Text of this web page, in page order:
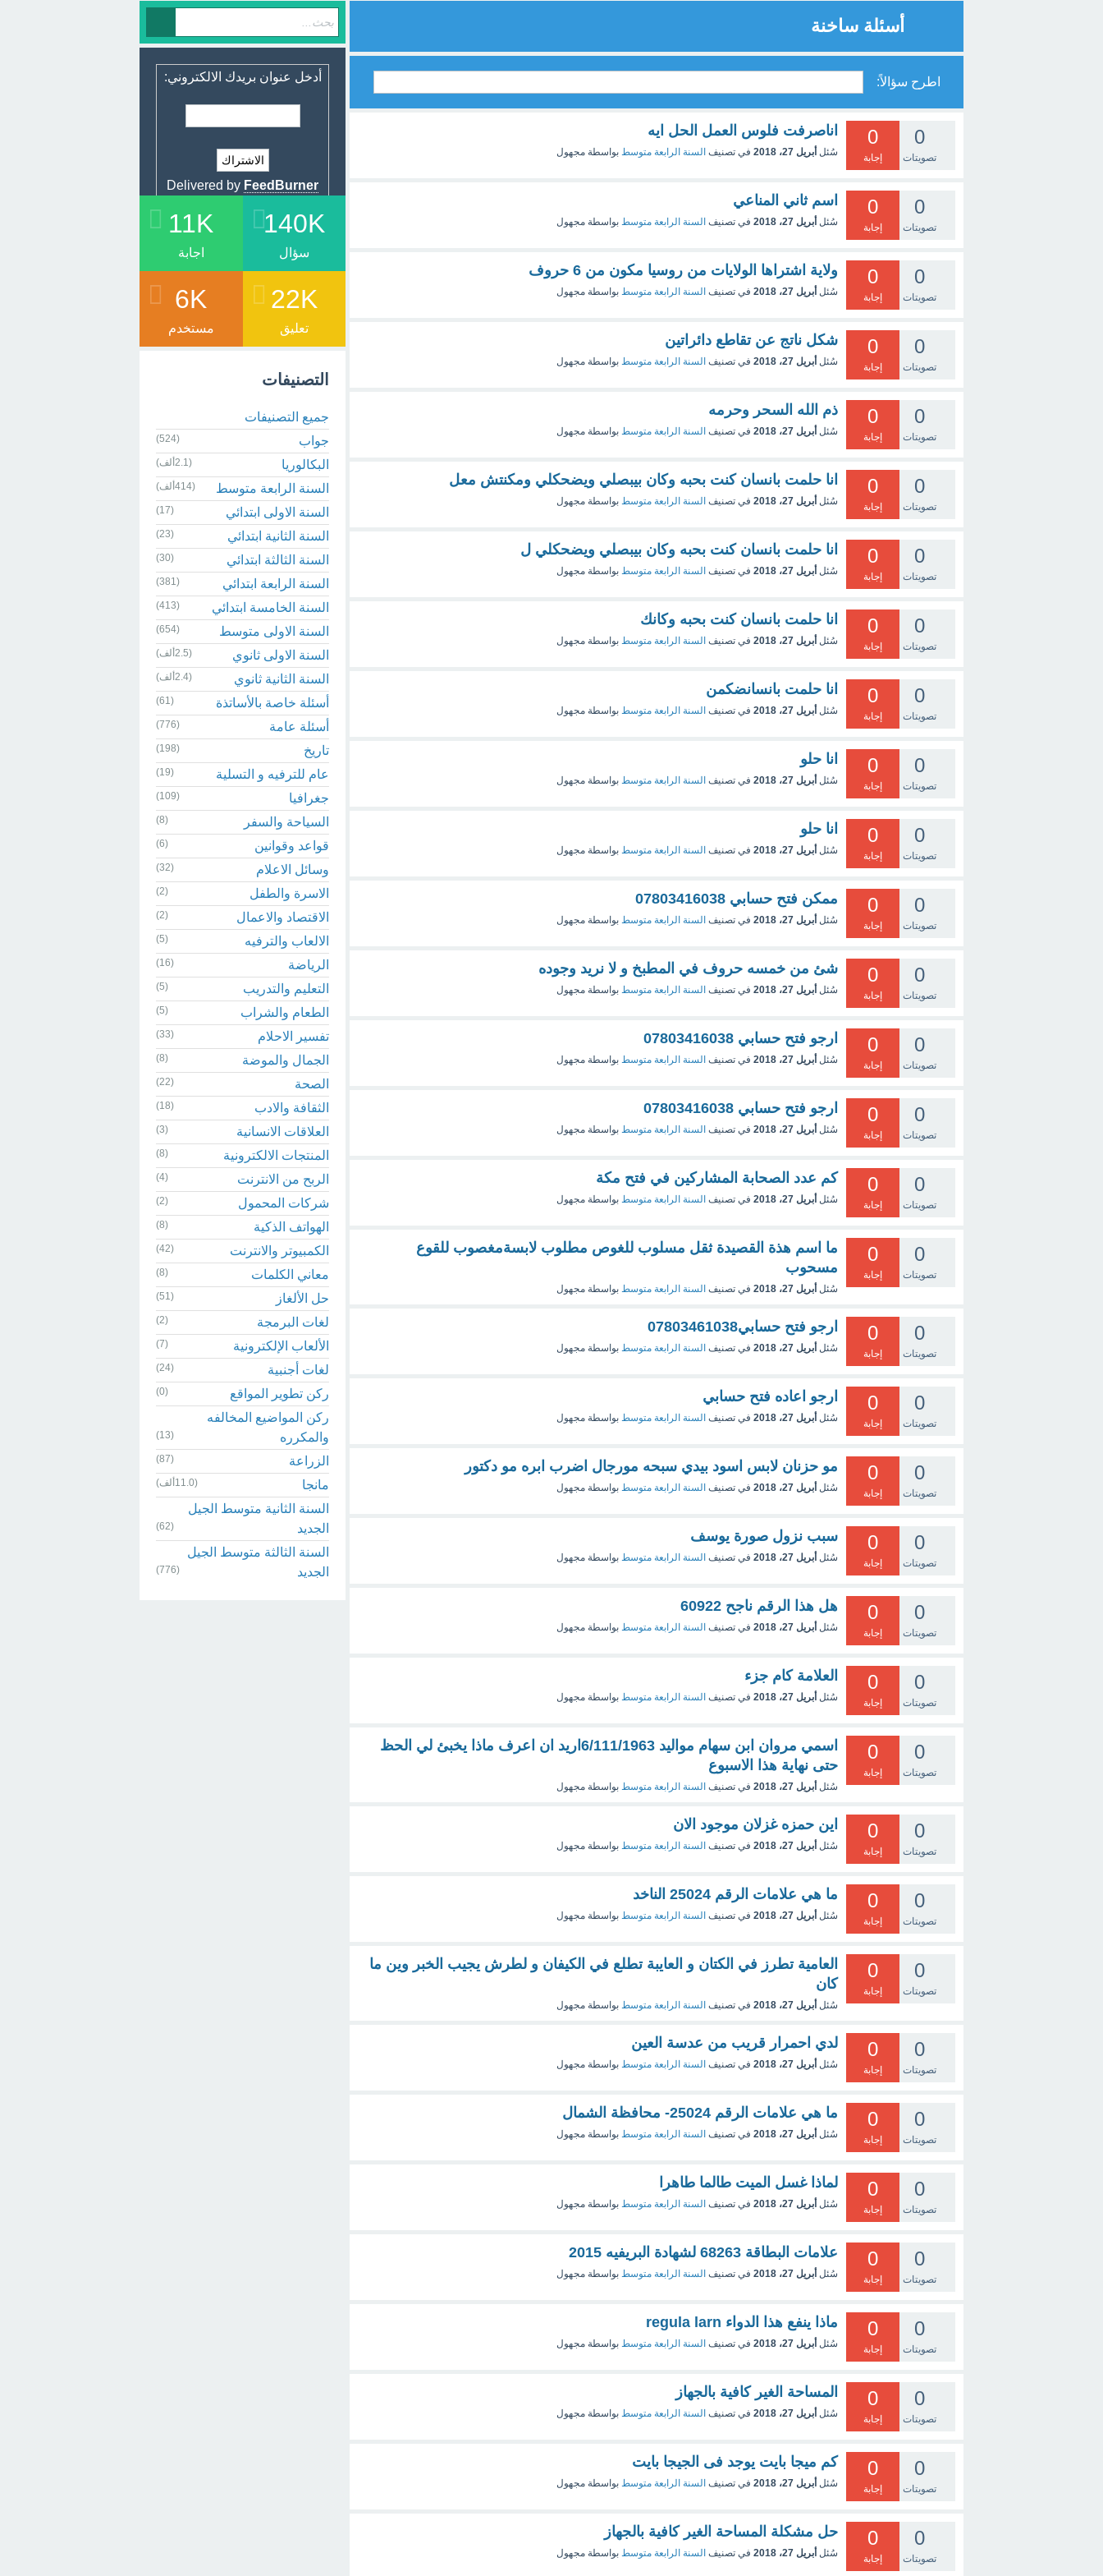
أسئلة ساخنة
اطرح سؤالاً:
0
تصويتات
0
إجابة
اناصرفت فلوس العمل الحل ايه
سُئل أبريل 27، 2018 في تصنيف السنة الرابعة متوسط بواسطة مجهول
0
تصويتات
0
إجابة
اسم ثاني المناعي
سُئل أبريل 27، 2018 في تصنيف السنة الرابعة متوسط بواسطة مجهول
0
تصويتات
0
إجابة
ولاية اشتراها الولايات من روسيا مكون من 6 حروف
سُئل أبريل 27، 2018 في تصنيف السنة الرابعة متوسط بواسطة مجهول
0
تصويتات
0
إجابة
شكل ناتج عن تقاطع دائراتين
سُئل أبريل 27، 2018 في تصنيف السنة الرابعة متوسط بواسطة مجهول
0
تصويتات
0
إجابة
ذم الله السحر وحرمه
سُئل أبريل 27، 2018 في تصنيف السنة الرابعة متوسط بواسطة مجهول
0
تصويتات
0
إجابة
انا حلمت بانسان كنت بحبه وكان بيبصلي ويضحكلي ومكنتش معل
سُئل أبريل 27، 2018 في تصنيف السنة الرابعة متوسط بواسطة مجهول
0
تصويتات
0
إجابة
انا حلمت بانسان كنت بحبه وكان بيبصلي ويضحكلي ل
سُئل أبريل 27، 2018 في تصنيف السنة الرابعة متوسط بواسطة مجهول
0
تصويتات
0
إجابة
انا حلمت بانسان كنت بحبه وكانك
سُئل أبريل 27، 2018 في تصنيف السنة الرابعة متوسط بواسطة مجهول
0
تصويتات
0
إجابة
انا حلمت بانسانضكمن
سُئل أبريل 27، 2018 في تصنيف السنة الرابعة متوسط بواسطة مجهول
0
تصويتات
0
إجابة
انا حلو
سُئل أبريل 27، 2018 في تصنيف السنة الرابعة متوسط بواسطة مجهول
0
تصويتات
0
إجابة
انا حلو
سُئل أبريل 27، 2018 في تصنيف السنة الرابعة متوسط بواسطة مجهول
0
تصويتات
0
إجابة
ممكن فتح حسابي 07803416038
سُئل أبريل 27، 2018 في تصنيف السنة الرابعة متوسط بواسطة مجهول
0
تصويتات
0
إجابة
شئ من خمسه حروف في المطبخ و لا نريد وجوده
سُئل أبريل 27، 2018 في تصنيف السنة الرابعة متوسط بواسطة مجهول
0
تصويتات
0
إجابة
ارجو فتح حسابي 07803416038
سُئل أبريل 27، 2018 في تصنيف السنة الرابعة متوسط بواسطة مجهول
0
تصويتات
0
إجابة
ارجو فتح حسابي 07803416038
سُئل أبريل 27، 2018 في تصنيف السنة الرابعة متوسط بواسطة مجهول
0
تصويتات
0
إجابة
كم عدد الصحابة المشاركين في فتح مكة
سُئل أبريل 27، 2018 في تصنيف السنة الرابعة متوسط بواسطة مجهول
0
تصويتات
0
إجابة
ما اسم هذة القصيدة ثقل مسلوب للغوص مطلوب لابسةمغصوب للقوع
مسحوب
سُئل أبريل 27، 2018 في تصنيف السنة الرابعة متوسط بواسطة مجهول
0
تصويتات
0
إجابة
ارجو فتح حسابي07803461038
سُئل أبريل 27، 2018 في تصنيف السنة الرابعة متوسط بواسطة مجهول
0
تصويتات
0
إجابة
ارجو اعاده فتح حسابي
سُئل أبريل 27، 2018 في تصنيف السنة الرابعة متوسط بواسطة مجهول
0
تصويتات
0
إجابة
مو حزنان لابس اسود بيدي سبحه مورجال اضرب ابره مو دكتور
سُئل أبريل 27، 2018 في تصنيف السنة الرابعة متوسط بواسطة مجهول
0
تصويتات
0
إجابة
سبب نزول صورة يوسف
سُئل أبريل 27، 2018 في تصنيف السنة الرابعة متوسط بواسطة مجهول
0
تصويتات
0
إجابة
هل هذا الرقم ناجح 60922
سُئل أبريل 27، 2018 في تصنيف السنة الرابعة متوسط بواسطة مجهول
0
تصويتات
0
إجابة
العلامة كام جزء
سُئل أبريل 27، 2018 في تصنيف السنة الرابعة متوسط بواسطة مجهول
0
تصويتات
0
إجابة
اسمي مروان ابن سهام مواليد 6/111/1963اريد ان اعرف ماذا يخبئ لي الحظ
حتى نهاية هذا الاسبوع
سُئل أبريل 27، 2018 في تصنيف السنة الرابعة متوسط بواسطة مجهول
0
تصويتات
0
إجابة
اين حمزه غزلان موجود الان
سُئل أبريل 27، 2018 في تصنيف السنة الرابعة متوسط بواسطة مجهول
0
تصويتات
0
إجابة
ما هي علامات الرقم 25024 الناخد
سُئل أبريل 27، 2018 في تصنيف السنة الرابعة متوسط بواسطة مجهول
0
تصويتات
0
إجابة
العامية تطرز في الكتان و العايبة تطلع في الكيفان و لطرش يجيب الخبر وين ما
كان
سُئل أبريل 27، 2018 في تصنيف السنة الرابعة متوسط بواسطة مجهول
0
تصويتات
0
إجابة
لدي احمرار قريب من عدسة العين
سُئل أبريل 27، 2018 في تصنيف السنة الرابعة متوسط بواسطة مجهول
0
تصويتات
0
إجابة
ما هي علامات الرقم 25024- محافظة الشمال
سُئل أبريل 27، 2018 في تصنيف السنة الرابعة متوسط بواسطة مجهول
0
تصويتات
0
إجابة
لماذا غسل الميت طالما طاهرا
سُئل أبريل 27، 2018 في تصنيف السنة الرابعة متوسط بواسطة مجهول
0
تصويتات
0
إجابة
علامات البطاقة 68263 لشهادة البريفيه 2015
سُئل أبريل 27، 2018 في تصنيف السنة الرابعة متوسط بواسطة مجهول
0
تصويتات
0
إجابة
ماذا ينفع هذا الدواء regula larn
سُئل أبريل 27، 2018 في تصنيف السنة الرابعة متوسط بواسطة مجهول
0
تصويتات
0
إجابة
المساحة الغير كافية بالجهاز
سُئل أبريل 27، 2018 في تصنيف السنة الرابعة متوسط بواسطة مجهول
0
تصويتات
0
إجابة
كم ميجا بايت يوجد فى الجيجا بايت
سُئل أبريل 27، 2018 في تصنيف السنة الرابعة متوسط بواسطة مجهول
0
تصويتات
0
إجابة
حل مشكلة المساحة الغير كافية بالجهاز
سُئل أبريل 27، 2018 في تصنيف السنة الرابعة متوسط بواسطة مجهول
أدخل عنوان بريدك الالكتروني:
Delivered by FeedBurner
140K
سؤال
11K
اجابة
22K
تعليق
6K
مستخدم
التصنيفات
جميع التصنيفات
جواب
(524)
البكالوريا (2.1ألف)
السنة الرابعة متوسط (414ألف)
السنة الاولى ابتدائي (17)
السنة الثانية ابتدائي (23)
السنة الثالثة ابتدائي (30)
السنة الرابعة ابتدائي (381)
السنة الخامسة ابتدائي (413)
السنة الاولى متوسط (654)
السنة الاولى ثانوي (2.5ألف)
السنة الثانية ثانوي (2.4ألف)
أسئلة خاصة بالأساتذة (61)
أسئلة عامة (776)
تاريخ (198)
عام للترفيه و التسلية (19)
جغرافيا (109)
السياحة والسفر (8)
قواعد وقوانين (6)
وسائل الاعلام (32)
الاسرة والطفل (2)
الاقتصاد والاعمال (2)
الالعاب والترفيه (5)
الرياضة (16)
التعليم والتدريب (5)
الطعام والشراب (5)
تفسير الاحلام (33)
الجمال والموضة (8)
الصحة (22)
الثقافة والادب (18)
العلاقات الانسانية (3)
المنتجات الالكترونية (8)
الربح من الانترنت (4)
شركات المحمول (2)
الهواتف الذكية (8)
الكمبيوتر والانترنت (42)
معاني الكلمات (8)
حل الألغاز (51)
لغات البرمجة (2)
الألعاب الإلكترونية (7)
لغات أجنبية (24)
ركن تطوير المواقع (0)
ركن المواضيع المخالفه
والمكرره
(13)
الزراعة (87)
مانجا (11.0ألف)
السنة الثانية متوسط الجيل
الجديد
(62)
السنة الثالثة متوسط الجيل
الجديد
(776)